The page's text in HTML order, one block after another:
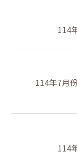
114
114年7月
114